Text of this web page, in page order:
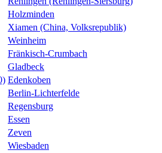
Holzminden
Xiamen (China, Volksrepublik)
Weinheim
Fränkisch-Crumbach
Gladbeck
Edenkoben
Berlin-Lichterfelde
Regensburg
Essen
Zeven
Wiesbaden